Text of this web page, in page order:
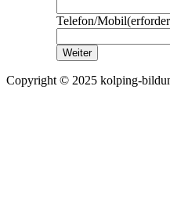
Telefon/Mobil
Copyright © 2025 kolping-